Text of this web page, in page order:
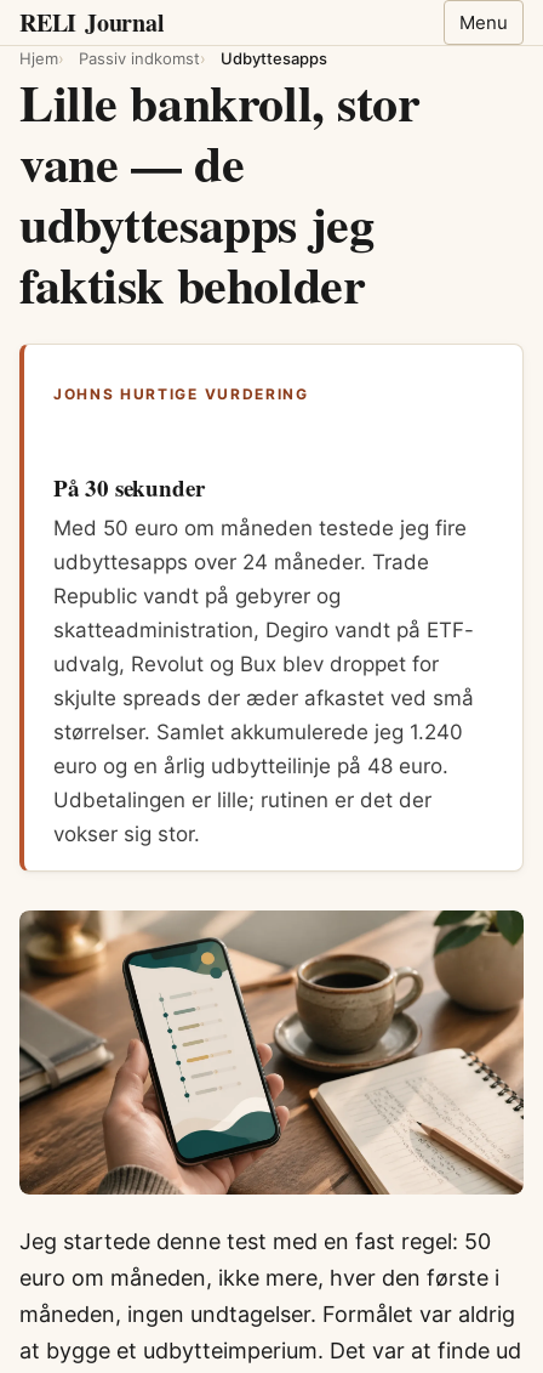
RELI Journal Menu
Hjem Passiv indkomst Udbyttesapps
Lille bankroll, stor
vane — de
udbyttesapps jeg
faktisk beholder
JOHNS HURTIGE VURDERING
På 30 sekunder
Med 50 euro om måneden testede jeg fire
udbyttesapps over 24 måneder. Trade
Republic vandt på gebyrer og
skatteadministration, Degiro vandt på ETF-
udvalg, Revolut og Bux blev droppet for
skjulte spreads der æder afkastet ved små
størrelser. Samlet akkumulerede jeg 1.240
euro og en årlig udbytteilinje på 48 euro.
Udbetalingen er lille; rutinen er det der
vokser sig stor.
Jeg startede denne test med en fast regel: 50
euro om måneden, ikke mere, hver den første i
måneden, ingen undtagelser. Formålet var aldrig
at bygge et udbytteimperium. Det var at finde ud